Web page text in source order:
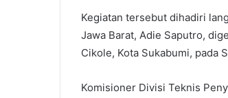
Kegiatan tersebut dihadiri
Jawa Barat, Adie Saputro,
Cikole, Kota Sukabumi, pada
Komisioner Divisi Teknis